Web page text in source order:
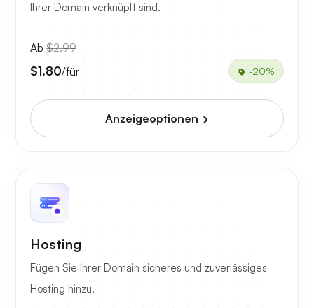
Ihrer Domain verknüpft sind.
Ab $2.99
$1.80/für -20%
Anzeigeoptionen
Hosting
Fügen Sie Ihrer Domain sicheres und zuverlässiges
Hosting hinzu.